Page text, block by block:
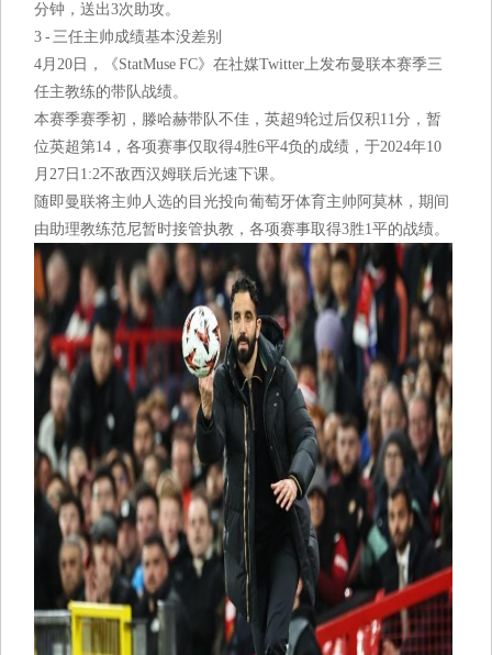
分钟，送出3次助攻。
3 - 三任主帅成绩基本没差别
4月20日，《StatMuse FC》在社媒Twitter上发布曼联本赛季三
任主教练的带队战绩。
本赛季赛季初，滕哈赫带队不佳，英超9轮过后仅积11分，暂
位英超第14，各项赛事仅取得4胜6平4负的成绩，于2024年10
月27日1:2不敌西汉姆联后光速下课。
随即曼联将主帅人选的目光投向葡萄牙体育主帅阿莫林，期间
由助理教练范尼暂时接管执教，各项赛事取得3胜1平的战绩。